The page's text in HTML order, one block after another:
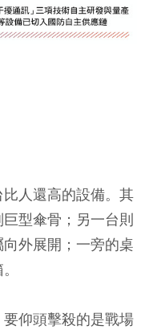
人還高的設備。其
型傘骨；另一台則
外展開；一旁的桌
仰頭擊殺的是戰場